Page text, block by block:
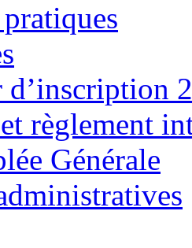
d’inscription
règlement
Générale